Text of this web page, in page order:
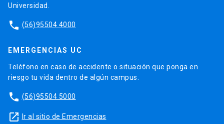
Universidad.
phone (56)95504 4000
EMERGENCIAS UC
Teléfono en caso de accidente o situación que ponga en
riesgo tu vida dentro de algún campus.
phone (56)95504 5000
launch Ir al sitio de Emergencias